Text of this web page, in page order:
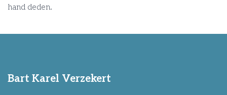
hand deden.
Bart Karel Verzekert